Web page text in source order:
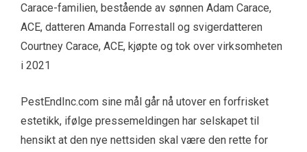
Carace-familien, bestående av sønnen Adam Carace,
ACE, datteren Amanda Forrestall og svigerdatteren
Courtney Carace, ACE, kjøpte og tok over virksomheten
i 2021
PestEndInc.com sine mål går nå utover en forfrisket
estetikk, ifølge pressemeldingen har selskapet til
hensikt at den nye nettsiden skal være den rette for